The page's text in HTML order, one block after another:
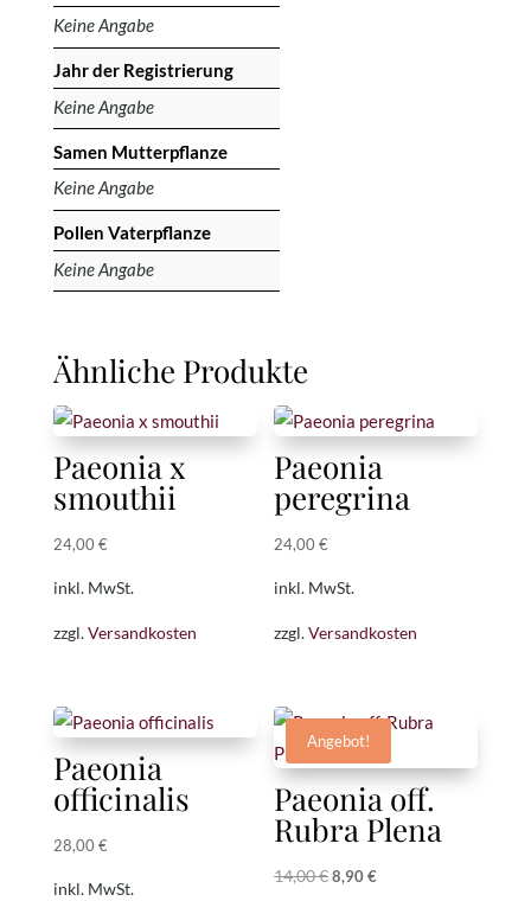
Keine Angabe
Jahr der Registrierung
Keine Angabe
Samen Mutterpflanze
Keine Angabe
Pollen Vaterpflanze
Keine Angabe
Ähnliche Produkte
Paeonia x
smouthii
24,00 €
inkl. MwSt.
zzgl.Versandkosten
Paeonia
peregrina
24,00€
inkl. MwSt.
zzgl.Versandkosten
Paeonia
officinalis
28,00 €
inkl. MwSt.
Angebot!
Paeonia off.
Rubra Plena
14,00€Ursprünglicher
8,90€